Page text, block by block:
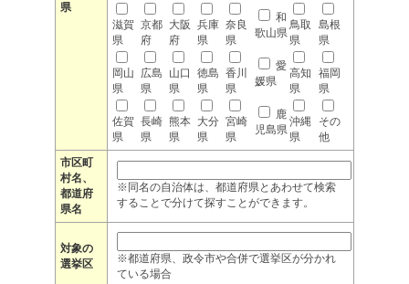
県
滋賀
県
京都
府
大阪
府
兵庫
県
奈良
県
和
歌山県
鳥取
県
島根
県
岡山
県
広島
県
山口
県
徳島
県
香川
県
愛
媛県
高知
県
福岡
県
佐賀
県
長崎
県
熊本
県
大分
県
宮崎
県
鹿
児島県
沖縄
県
その
他
市区町
村名、
都道府
県名
※同名の自治体は、都道府県とあわせて検索
することで分けて探すことができます。
対象の
選挙区
※都道府県、政令市や合併で選挙区が分かれ
ている場合